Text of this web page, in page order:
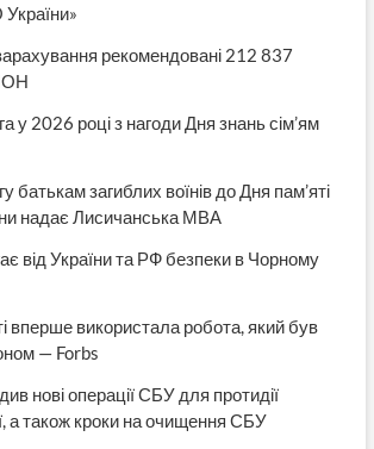
рекомендовані 212 837
у 2026 році з нагоди Дня знань сім’ям
батькам загиблих воїнів до Дня пам’яті
надає Лисичанська МВА
від України та РФ безпеки в Чорному
вперше використала робота, який був
— Forbs
нові операції СБУ для протидії
а також кроки на очищення СБУ